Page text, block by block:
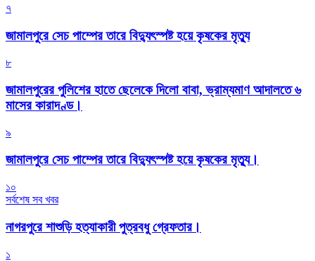
৭
জামালপুরে সেচ পাম্পের তারে বিদ্যুৎস্পষ্ট হয়ে কৃষকের মৃত্যু
৮
জামালপুরের পুলিশের হাতে ছেলেকে দিলো বাবা, ভ্রাম্যমাণ আদালতে ৬
মাসের কারাদণ্ড।
৯
জামালপুরে সেচ পাম্পের তারে বিদ্যুৎস্পষ্ট হয়ে কৃষকের মৃত্যু।
১০
সর্বশেষ সব খবর
নাগরপুরে শাশুড়ি হত্যাকারী পুত্রবধু গ্রেফতার।
১